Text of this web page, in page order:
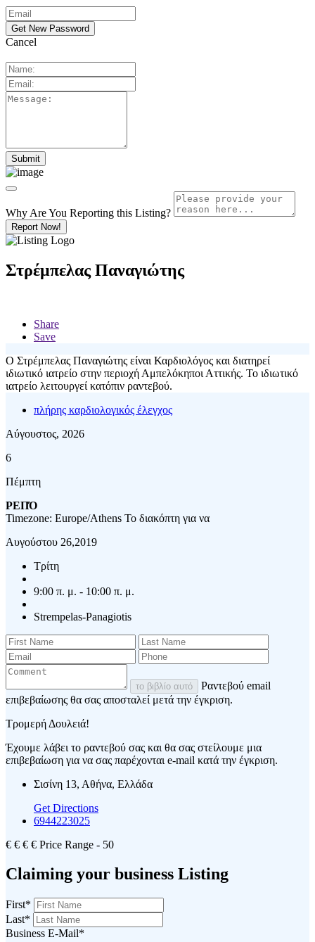
Cancel
Why Are You Reporting this Listing?
Report Now!
Στρέμπελας Παναγιώτης
Share
Save
Ο Στρέμπελας Παναγιώτης είναι Καρδιολόγος και διατηρεί
ιδιωτικό ιατρείο στην περιοχή Αμπελόκηποι Αττικής. Το ιδιωτικό
ιατρείο λειτουργεί κατόπιν ραντεβού.
πλήρης καρδιολογικός έλεγχος
Αύγουστος, 2026
6
Πέμπτη
ΡΕΠΌ
Timezone: Europe/Athens Το διακόπτη για να
Αυγούστου 26,2019
Τρίτη
9:00 π. μ. - 10:00 π. μ.
Strempelas-Panagiotis
το βιβλίο αυτό
Ραντεβού email
επιβεβαίωσης θα σας αποσταλεί μετά την έγκριση.
Τρομερή Δουλειά!
Έχουμε λάβει το ραντεβού σας και θα σας στείλουμε μια
επιβεβαίωση για να σας παρέχονται e-mail κατά την έγκριση.
Σισίνη 13, Αθήνα, Ελλάδα
Get Directions
6944223025
€ € € € Price Range - 50
Claiming your business Listing
First*
Last*
Business E-Mail*